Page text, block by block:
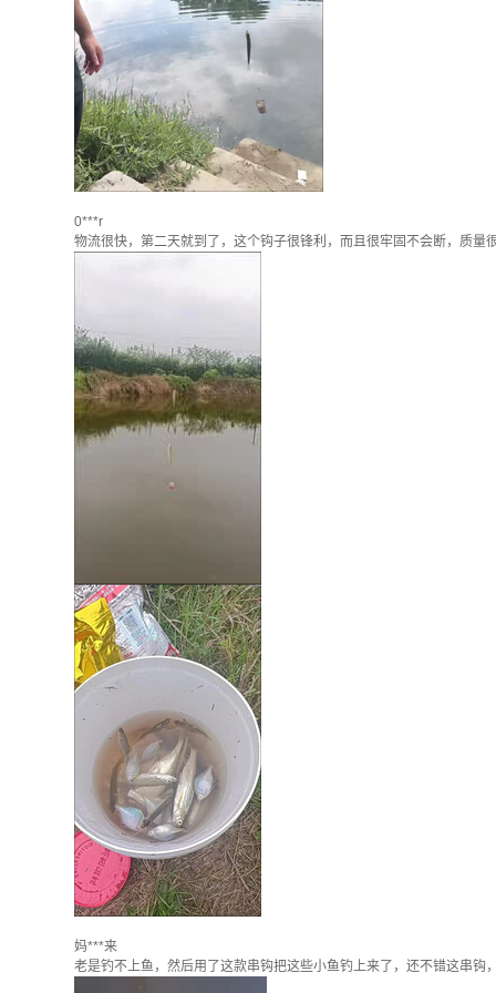
0***r
物流很快，第二天就到了，这个钩子很锋利，而且很牢固不会断，质量
妈***来
老是钓不上鱼，然后用了这款串钩把这些小鱼钓上来了，还不错这串钩